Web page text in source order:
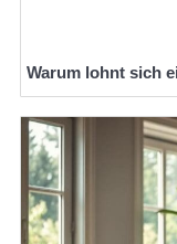
Warum lohnt sich